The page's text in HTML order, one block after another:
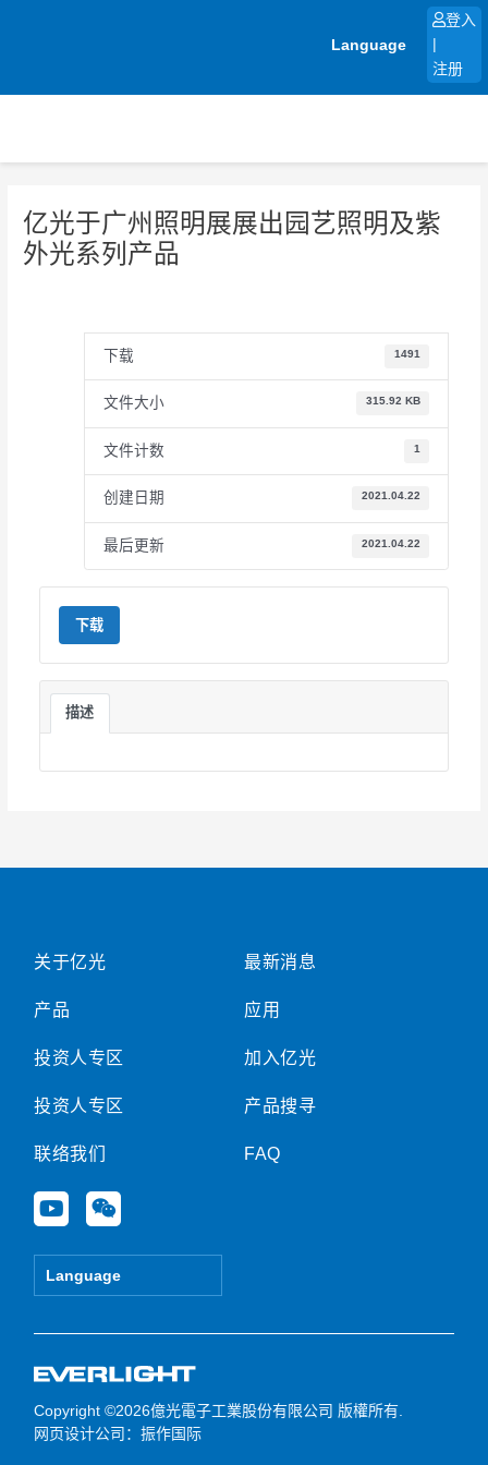
Language
登入
注册
亿光于广州照明展展出园艺照明及紫
外光系列产品
下载 1491
文件大小 315.92 KB
文件计数 1
创建日期 2021.04.22
最后更新 2021.04.22
下载
描述
关于亿光
产品
投资人专区
投资人专区
联络我们
Y
o
u
e
W
e
i
Language
最新消息
应用
加入亿光
产品搜寻
FAQ
Copyright ©2026億光電子工業股份有限公司 版權所有.
网页设计公司 ：振作国际